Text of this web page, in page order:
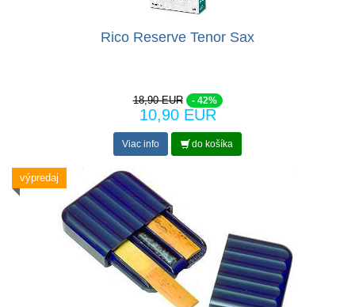
Rico Reserve Tenor Sax
18,90 EUR - 42%
10,90 EUR
Viac info do košíka
výpredaj